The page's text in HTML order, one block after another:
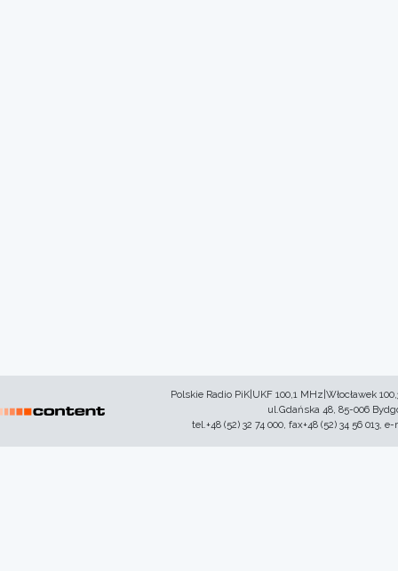
Polskie Radio PiK|UKF 100,1 MHz|Włocławek
ul.Gdańska 48, 85-006
tel.+48 (52) 32 74 000, fax+48 (52) 34 56 013,